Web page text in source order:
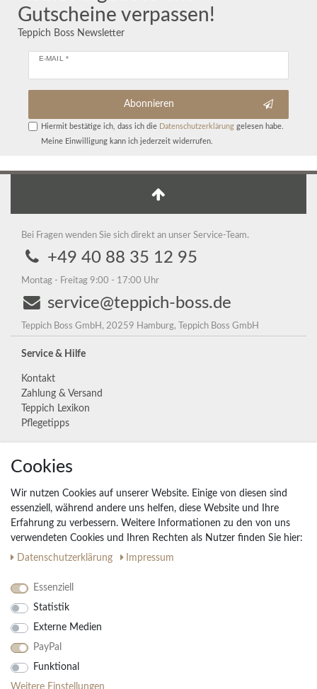
Gutscheine verpassen!
Teppich Boss Newsletter
E-MAIL *
Abonnieren
Hiermit bestätige ich, dass ich die Daten­schutz­erklärunggelesen habe.
Meine Einwilligung kann ich jederzeit widerrufen.
Bei Fragen wenden Sie sich direkt an unser Service-Team.
+49 40 88 35 12 95
Montag - Freitag 9:00 - 17:00 Uhr
service@teppich-boss.de
Teppich Boss GmbH, 20259 Hamburg, Teppich Boss GmbH
Service & Hilfe
Kontakt
Zahlung & Versand
Teppich Lexikon
Pflegetipps
Unternehmen
Widerrufs­recht
Vertrag widerrufen
Impressum
Daten­schutz­erklärung
AGB
Ihre Vorteile
30 Tage Rückgaberecht
Große Auswahl
Kauf auf Rechnung
Cookies
Wir nutzen Cookies auf unserer Website. Einige von diesen sind
essenziell, während andere uns helfen, diese Website und Ihre
Erfahrung zu verbessern. Weitere Informationen zu den von uns
verwendeten Cookies und Ihren Rechten als Nutzer finden Sie hier:
Daten­schutz­erklärung
Impressum
Essenziell
Statistik
Externe Medien
PayPal
Funktional
Weitere Einstellungen